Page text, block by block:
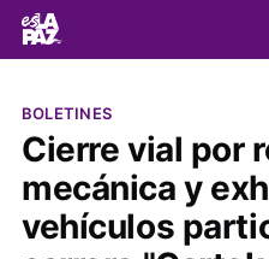
BOLETINES
Cierre vial por
mecánica y
vehículos